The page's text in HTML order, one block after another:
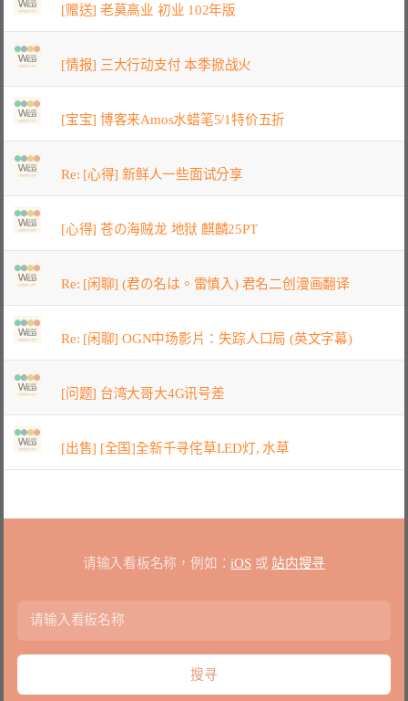
[赠送] 老莫高业 初业 102年版
[情报] 三大行动支付 本季掀战火
[宝宝] 博客来Amos水蜡笔5/1特价五折
Re: [心得] 新鲜人一些面试分享
[心得] 苍の海贼龙 地狱 麒麟25PT
Re: [闲聊] (君の名は。雷慎入) 君名二创漫画翻译
Re: [闲聊] OGN中场影片：失踪人口局 (英文字幕)
[问题] 台湾大哥大4G讯号差
[出售] [全国]全新千寻侘草LED灯, 水草
请输入看板名称，例如： iOS或 站内搜寻